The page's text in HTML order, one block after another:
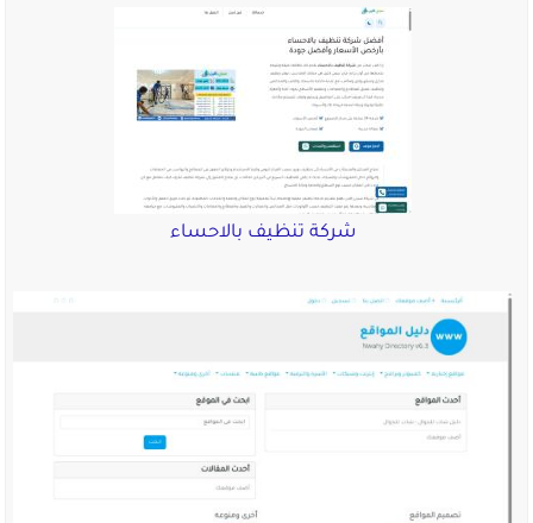
شركة تنظيف بالاحساء